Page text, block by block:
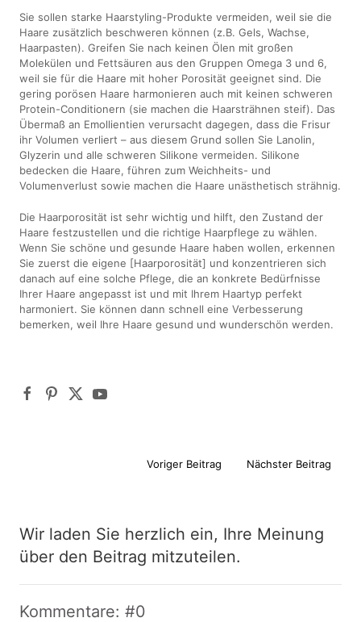
Sie sollen starke Haarstyling-Produkte vermeiden, weil sie die
Haare zusätzlich beschweren können (z.B. Gels, Wachse,
Haarpasten). Greifen Sie nach keinen Ölen mit großen
Molekülen und Fettsäuren aus den Gruppen Omega 3 und 6,
weil sie für die Haare mit hoher Porosität geeignet sind. Die
gering porösen Haare harmonieren auch mit keinen schweren
Protein-Conditionern (sie machen die Haarsträhnen steif). Das
Übermaß an Emollientien verursacht dagegen, dass die Frisur
ihr Volumen verliert – aus diesem Grund sollen Sie Lanolin,
Glyzerin und alle schweren Silikone vermeiden. Silikone
bedecken die Haare, führen zum Weichheits- und
Volumenverlust sowie machen die Haare unästhetisch strähnig.
Die Haarporosität ist sehr wichtig und hilft, den Zustand der
Haare festzustellen und die richtige Haarpflege zu wählen.
Wenn Sie schöne und gesunde Haare haben wollen, erkennen
Sie zuerst die eigene [Haarporosität] und konzentrieren sich
danach auf eine solche Pflege, die an konkrete Bedürfnisse
Ihrer Haare angepasst ist und mit Ihrem Haartyp perfekt
harmoniert. Sie können dann schnell eine Verbesserung
bemerken, weil Ihre Haare gesund und wunderschön werden.
Voriger Beitrag Nächster Beitrag
Wir laden Sie herzlich ein, Ihre Meinung
über den Beitrag mitzuteilen.
Kommentare: #0